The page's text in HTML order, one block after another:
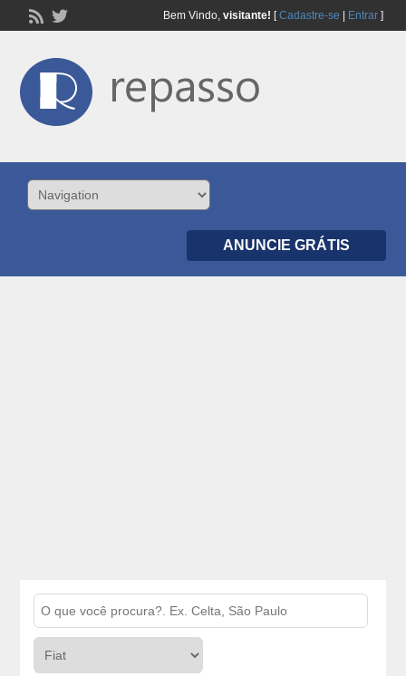
Bem Vindo, visitante! [Cadastre-se Entrar]
ANUNCIE GRÁTIS